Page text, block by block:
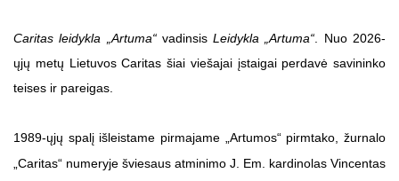
Caritas leidykla „Artuma“vadinsisLeidykla „Artuma“. Nuo 2026-
ųjų metų Lietuvos Caritas šiai viešajai įstaigai perdavė savininko
teises ir pareigas.
1989-ųjų spalį išleistame pirmajame „Artumos“ pirmtako, žurnalo
„Caritas“ numeryje šviesaus atminimo J. Em. kardinolas Vincentas